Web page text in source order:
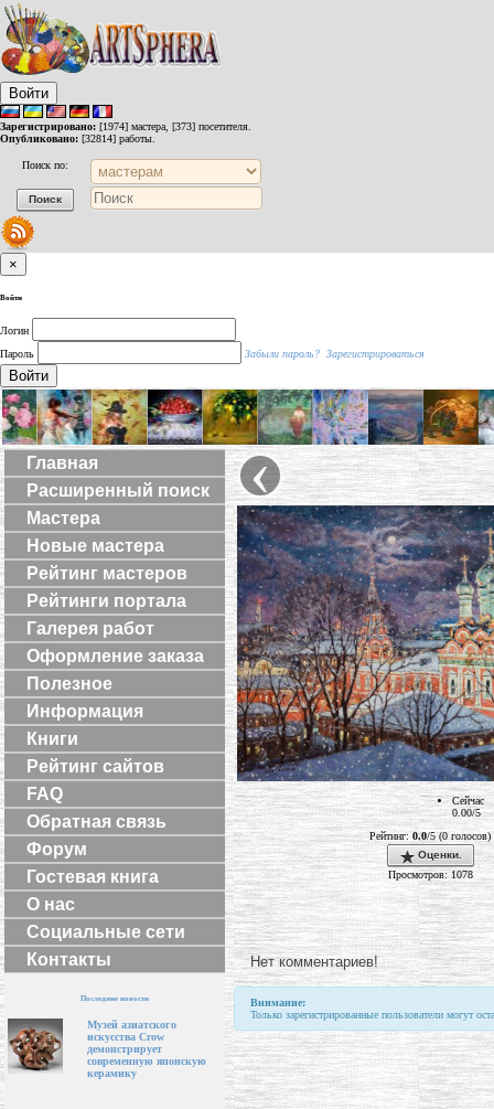
Войти
Зарегистрировано: [1974] мастера, [373] посетителя.
Опубликовано: [32814] работы.
Поиск по:
×
Войти
Логин
Пароль
Забыли пароль? Зарегистрироваться
Войти
Главная
Расширенный поиск
Мастера
Новые мастера
Рейтинг мастеров
Рейтинги портала
Галерея работ
Оформление заказа
Полезное
Информация
Книги
Рейтинг сайтов
FAQ
Обратная связь
Форум
Гостевая книга
О нас
Социальные сети
Контакты
Последние новости
Музей азиатского
искусства Crow
демонстрирует
современную японскую
керамику
‹
Сейчас
0.00/5
Рейтинг: 0.0/5 (0 голосов)
Оценки.
Просмотров: 1078
Нет комментариев!
Внимание:
Только зарегистрированные пользователи могут